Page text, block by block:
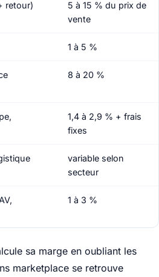
retour)
5 à 15 % du prix de
vente
1 à 5 %
8 à 20 %
1,4 à 2,9 % + frais
fixes
variable selon
secteur
1 à 3 %
sa marge en oubliant les
marketplace se retrouve